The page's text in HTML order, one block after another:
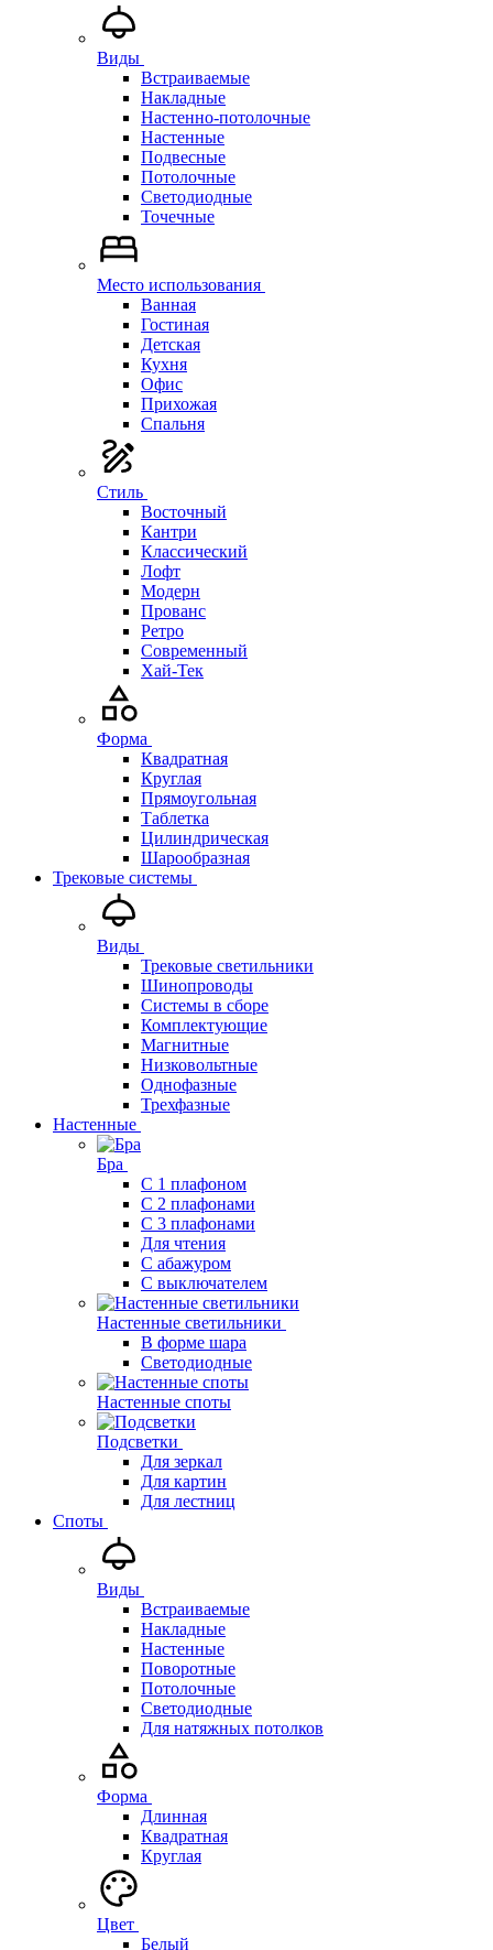
Виды
Встраиваемые
Накладные
Настенно-потолочные
Настенные
Подвесные
Потолочные
Светодиодные
Точечные
Место использования
Ванная
Гостиная
Детская
Кухня
Офис
Прихожая
Спальня
Стиль
Восточный
Кантри
Классический
Лофт
Модерн
Прованс
Ретро
Современный
Хай-Тек
Форма
Квадратная
Круглая
Прямоугольная
Таблетка
Цилиндрическая
Шарообразная
Трековые системы
Виды
Трековые светильники
Шинопроводы
Системы в сборе
Комплектующие
Магнитные
Низковольтные
Однофазные
Трехфазные
Настенные
Бра
С 1 плафоном
С 2 плафонами
С 3 плафонами
Для чтения
С абажуром
С выключателем
Настенные светильники
В форме шара
Светодиодные
Настенные споты
Подсветки
Для зеркал
Для картин
Для лестниц
Споты
Виды
Встраиваемые
Накладные
Настенные
Поворотные
Потолочные
Светодиодные
Для натяжных потолков
Форма
Длинная
Квадратная
Круглая
Цвет
Белый